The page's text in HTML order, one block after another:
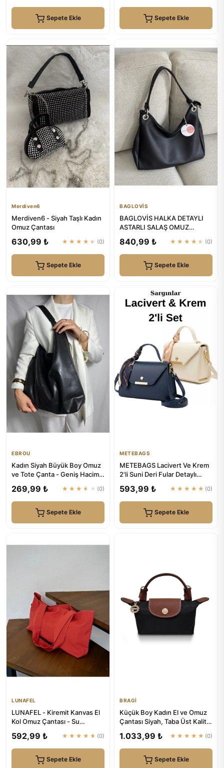
Sepete Ekle Sepete Ekle
Merdiven6
Merdiven6 - Siyah Taşlı Kadın
Omuz Çantası
630,99 ₺ ★★★★★ (0)
Sepete Ekle
BAGLOVİS
BAGLOVİS HALKA DETAYLI
ASTARLI SALAŞ OMUZ
840,99 ₺ ★★★★★ (0)
Sepete Ekle
EBROU
Kadın Siyah Büyük Boy Omuz
ve Tote Çanta - Geniş Hacim |
269,99 ₺ ★★★★★ (0)
Sepete Ekle
METEBAGS
METEBAGS Lacivert Ve Krem
2'li Suni Deri Fular Detaylı
593,99 ₺ ★★★★★ (0)
Sepete Ekle
LUNAFEL
LUNAFEL - Kiremit Kanvas El
Kol Omuz Çantası - Su
E...
592,99 ₺ ★★★★★ (0)
Sepete Ekle
BRAGİ
Küçük Boy Kadın El ve Omuz
Çantası Siyah, Taba Üst Kalite
1.033,99 ₺ ★★★★★ (0)
Sepete Ekle